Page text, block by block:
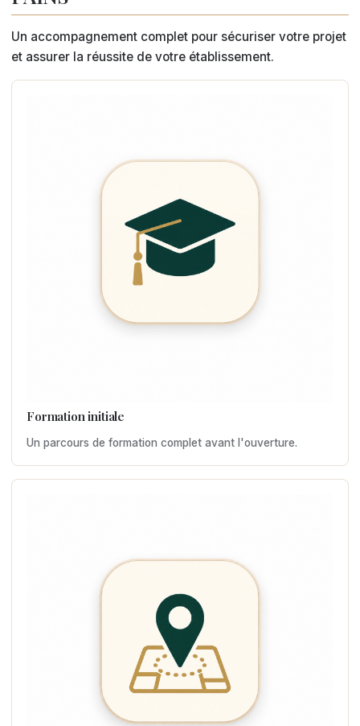
Un accompagnement complet pour sécuriser votre projet
et assurer la réussite de votre établissement.
Formation initiale
Un parcours de formation complet avant l'ouverture.